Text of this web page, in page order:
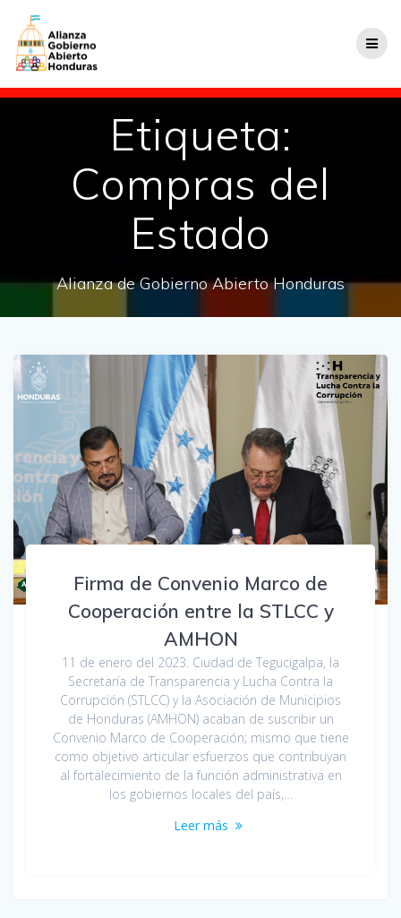
Etiqueta:
Compras del
Estado
Alianza de Gobierno Abierto Honduras
Firma de Convenio Marco de
Cooperación entre la STLCC y
AMHON
11 de enero del 2023. Ciudad de Tegucigalpa, la
Secretaría de Transparencia y Lucha Contra la
Corrupción (STLCC) y la Asociación de Municipios
de Honduras (AMHON) acaban de suscribir un
Convenio Marco de Cooperación; mismo que tiene
como objetivo articular esfuerzos que contribuyan
al fortalecimiento de la función administrativa en
los gobiernos locales del país,…
Leer más